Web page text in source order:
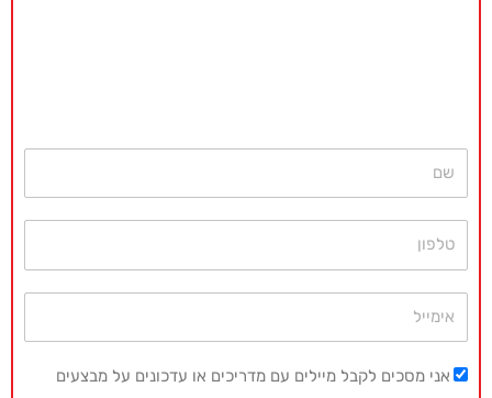
אני מסכים לקבל מיילים עם מדריכים או עדכונים על מבצעים